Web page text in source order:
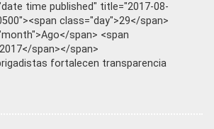
time published" title="2017-08-
class="day">29</span>
span> <span
span></span>
fortalecen transparencia